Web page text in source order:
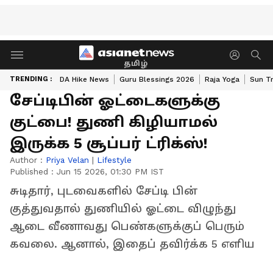
தமிழ்
TRENDING : DA Hike News Guru Blessings 2026 Raja Yoga Sun
சேப்டிபின் ஓட்டைகளுக்கு
குட்பை! துணி கிழியாமல்
இருக்க 5 சூப்பர் ட்ரிக்ஸ்!
Author : Priya Velan | Lifestyle
Published : Jun 15 2026, 01:30 PM IST
சுடிதார், புடவைகளில் சேப்டி பின்
குத்துவதால் துணியில் ஓட்டை விழுந்து
ஆடை வீணாவது பெண்களுக்குப் பெரும்
கவலை. ஆனால், இதைப் தவிர்க்க 5 எளிய